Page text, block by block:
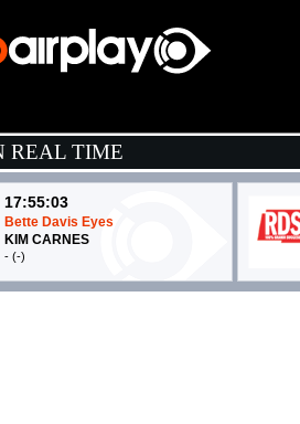
REAL TIME
17:55:03
Bette Davis Eyes
KIM CARNES
- (-)